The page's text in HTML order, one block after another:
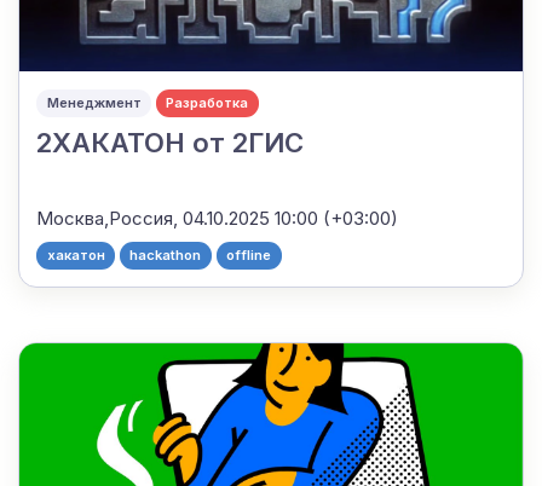
Менеджмент Разработка
2ХАКАТОН от 2ГИС
Москва,Россия,04.10.2025 10:00 (+03:00)
хакатон hackathon offline